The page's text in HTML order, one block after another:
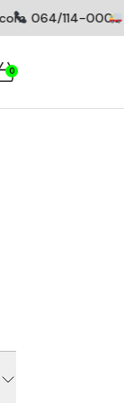
064/114-0005
0